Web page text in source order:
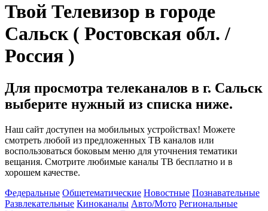
Твой Телевизор в городе
Сальск ( Ростовская обл. /
Россия )
Для просмотра телеканалов в г. Сальск
выберите нужный из списка ниже.
Наш сайт доступен на мобильных устройствах! Можете
смотреть любой из предложенных ТВ каналов или
воспользоваться боковым меню для уточнения тематики
вещания. Смотрите любимые каналы ТВ бесплатно и в
хорошем качестве.
Федеральные Общетематические Новостные Познавательные
Развлекательные Киноканалы Авто/Мото Региональные